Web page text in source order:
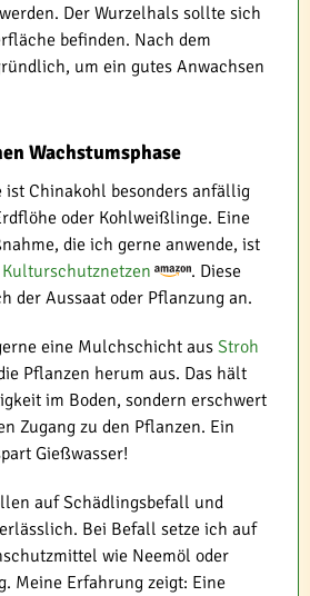
Der Wurzelhals sollte sich
befinden. Nach dem
um ein gutes Anwachsen
Wachstumsphase
ist Chinakohl besonders anfällig
oder Kohlweißlinge. Eine
die ich gerne anwende, ist
Kulturschutznetzen
. Diese
der Aussaat oder Pflanzung an.
eine Mulchschicht aus Stroh
Pflanzen herum aus. Das hält
im Boden, sondern erschwert
Zugang zu den Pflanzen. Ein
Gießwasser!
auf Schädlingsbefall und
Bei Befall setze ich auf
wie Neemöl oder
Meine Erfahrung zeigt: Eine